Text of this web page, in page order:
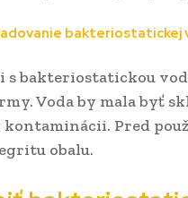
bakteriostatickej
s bakteriostatickou
Voda by mala byť
kontaminácii. Pred
obalu.